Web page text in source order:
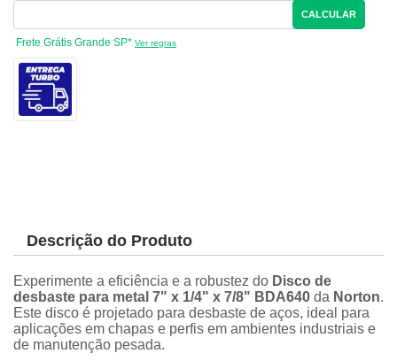
CALCULAR
Frete Grátis Grande SP* Ver regras
Descrição do Produto
Experimente a eficiência e a robustez do Disco de
desbaste para metal 7" x 1/4" x 7/8" BDA640 da Norton.
Este disco é projetado para desbaste de aços, ideal para
aplicações em chapas e perfis em ambientes industriais e
de manutenção pesada.